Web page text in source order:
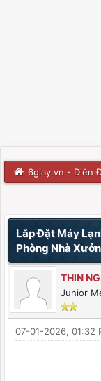
6giay.vn - Diễn
Lắp Đặt Máy
Phòng Nhà
THIN
Junior
07-01-2026, 01:32